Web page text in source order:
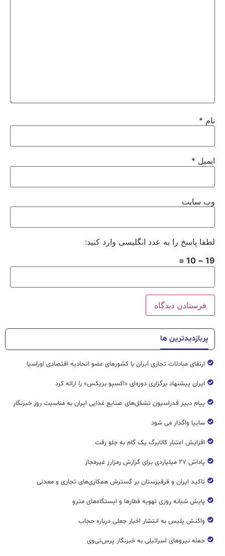
نام *
ایمیل *
وب‌ سایت
لطفا پاسخ را به عدد انگلیسی وارد کنید:
19 − 10 =
پربازدیدترین ها
ارتقای مبادلات تجاری ایران با کشورهای عضو اتحادیه اقتصادی اوراسیا
ایران پیشنهاد برگزاری دوره‌ای «اکسپو بریکس» را ارائه کرد
پیام دبیر فدراسیون تشکل‌های صنایع غذایی ایران به مناسبت روز خبرنگار
سایپا واگذار می شود
افزایش اعتبار کالابرگ یک گام به جلو رفت
پاداش ۲۷ میلیاردی برای گزارش رمزارز غیرمجاز
تاکید ایران و قرقیزستان بر گسترش همکاری‌های تجاری و معدنی
پایش شبانه روزی تهویه قطار‌ها و ایستگاه‌های مترو
واکنش پلیس به انتشار اخبار جعلی درباره حجاب
حمله نیروهای اسرائیلی به خبرنگار پرس‌تی‌وی